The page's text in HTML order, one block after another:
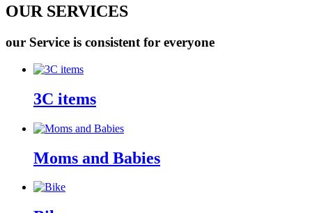
OUR SERVICES
our Service is consistent for everyone
3C items
Moms and Babies